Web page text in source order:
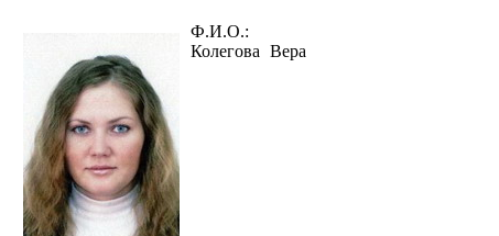
Ф.И.О.:
Колегова Вера